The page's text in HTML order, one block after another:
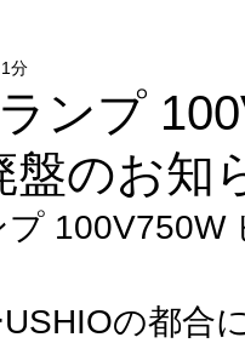
ンプ
のお知
分
100V750W
の都合